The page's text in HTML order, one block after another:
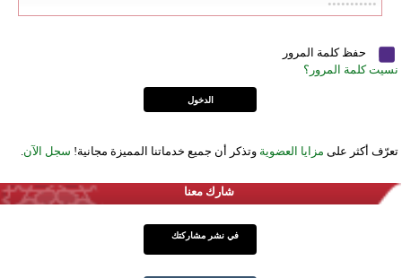
حفظ كلمة المرور
نسيت كلمة المرور؟
تعرّف أكثر على مزايا العضوية وتذكر أن جميع خدماتنا المميزة مجانية! سجل الآن.
شارك معنا
في نشر مشاركتك